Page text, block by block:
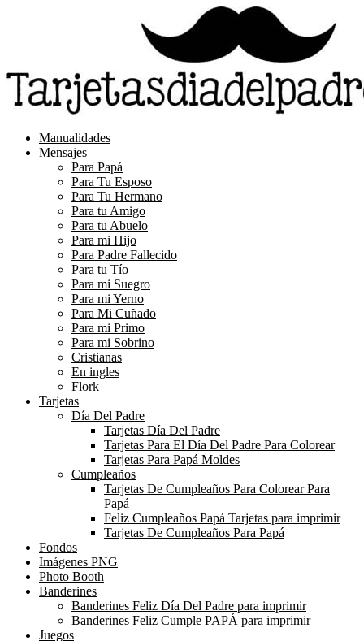
Manualidades
Mensajes
Para Papá
Para Tu Esposo
Para Tu Hermano
Para tu Amigo
Para tu Abuelo
Para mi Hijo
Para Padre Fallecido
Para tu Tío
Para mi Suegro
Para mi Yerno
Para Mi Cuñado
Para mi Primo
Para mi Sobrino
Cristianas
En ingles
Flork
Tarjetas
Día Del Padre
Tarjetas Día Del Padre
Tarjetas Para El Día Del Padre Para Colorear
Tarjetas Para Papá Moldes
Cumpleaños
Tarjetas De Cumpleaños Para Colorear Para
Papá
Feliz Cumpleaños Papá Tarjetas para imprimir
Tarjetas De Cumpleaños Para Papá
Fondos
Imágenes PNG
Photo Booth
Banderines
Banderines Feliz Día Del Padre para imprimir
Banderines Feliz Cumple PAPÁ para imprimir
Juegos